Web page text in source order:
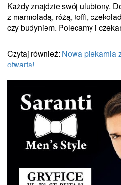
Każdy znajdzie swój ulubiony.
z marmoladą, różą, toffi,
czy budyniem. Polecamy i
Czytaj również: Nowa piekarnia
otwarta!